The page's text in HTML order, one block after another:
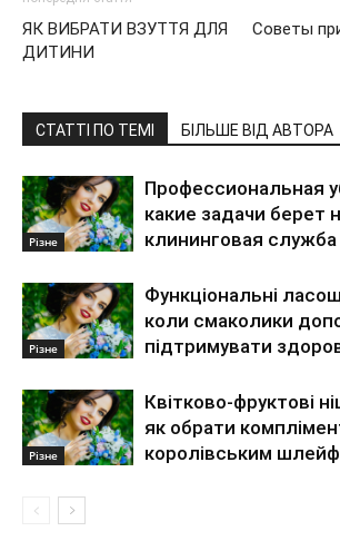
ЯК ВИБРАТИ ВЗУТТЯ ДЛЯ
ДИТИНИ
Советы
СТАТТІ ПО ТЕМІ БІЛЬШЕ ВІД АВТОРА
Різне
Профессиональная
какие задачи берет
клининговая служба
Різне
Функціональні
коли смаколики
підтримувати
Різне
Квітково-фруктові
як обрати
королівським